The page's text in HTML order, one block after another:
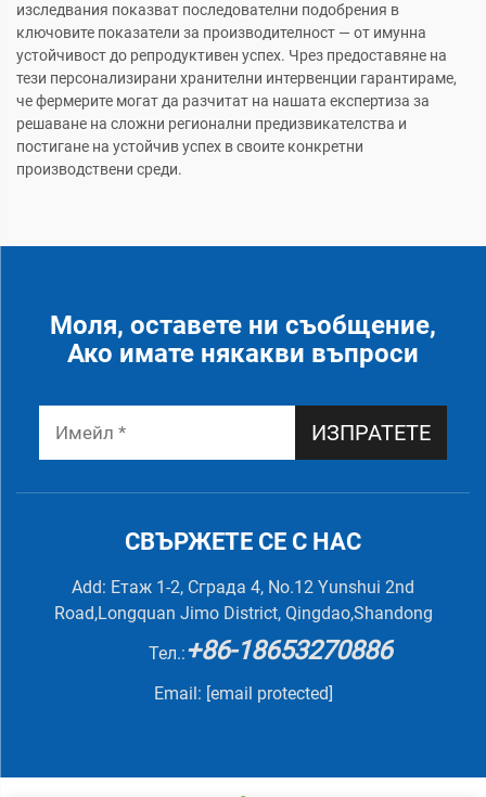
изследвания показват последователни подобрения в
ключовите показатели за производителност — от имунна
устойчивост до репродуктивен успех. Чрез предоставяне на
тези персонализирани хранителни интервенции гарантираме,
че фермерите могат да разчитат на нашата експертиза за
решаване на сложни регионални предизвикателства и
постигане на устойчив успех в своите конкретни
производствени среди.
Моля, оставете ни съобщение,
Ако имате някакви въпроси
ИЗПРАТЕТЕ
СВЪРЖЕТЕ СЕ С НАС
Add: Етаж 1-2, Сграда 4, No.12 Yunshui 2nd
Road,Longquan Jimo District, Qingdao,Shandong
Тел.:+86-18653270886
Email: [email protected]